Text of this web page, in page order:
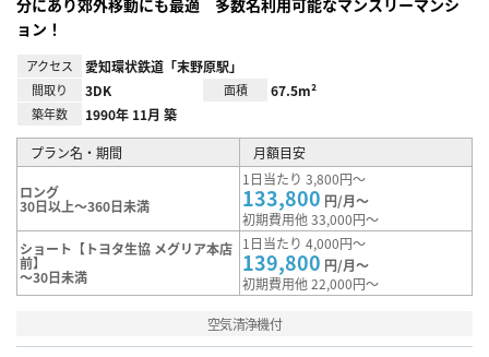
ョン！
アクセス 愛知環状鉄道「末野原駅」
間取り 3DK 面積 67.5m²
築年数 1990年 11月 築
プラン名・期間 月額目安
ロング
30日以上～360日未満
1日当たり 3,800円～
133,800 円/月～
初期費用他 33,000円～
ショート【トヨタ生協 メグリア本店
前】
～30日未満
1日当たり 4,000円～
139,800 円/月～
初期費用他 22,000円～
空気清浄機付